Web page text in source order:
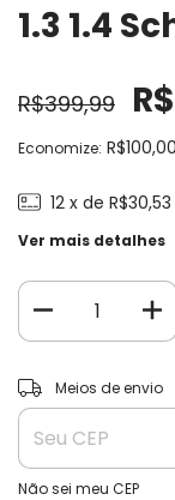
1.3 1.4
R$399,99
Economize: R$100,00
12 x de R$30,53
Ver mais detalhes
Entregas para o CEP:
Meios de envio
Não sei meu CEP